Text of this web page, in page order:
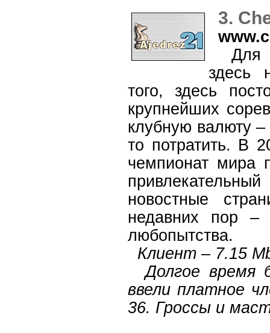
3.
Для
здесь
того, здесь
крупнейших
клубную валюту
то потратить. В
чемпионат мира
новостные
недавних пор –
любопытства.
Клиент – 7.15
Долгое время
ввели платное
36. Гроссы и